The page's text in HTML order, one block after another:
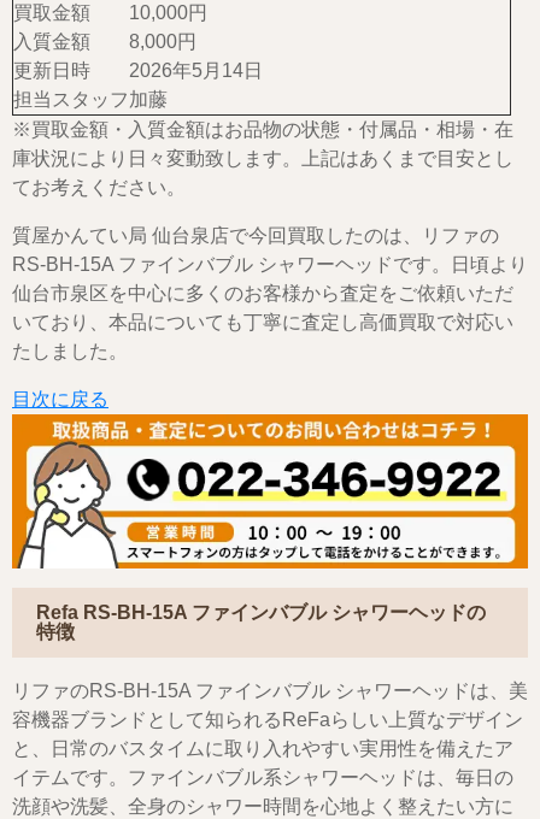
買取金額
10,000円
入質金額
8,000円
更新日時
2026年5月14日
担当スタッフ加藤
※買取金額・入質金額はお品物の状態・付属品・相場・在
庫状況により日々変動致します。上記はあくまで目安とし
てお考えください。
質屋かんてい局 仙台泉店で今回買取したのは、リファの
RS-BH-15A ファインバブル シャワーヘッドです。日頃より
仙台市泉区を中心に多くのお客様から査定をご依頼いただ
いており、本品についても丁寧に査定し高価買取で対応い
たしました。
目次に戻る
Refa RS-BH-15A ファインバブル シャワーヘッドの
特徴
リファのRS-BH-15A ファインバブル シャワーヘッドは、美
容機器ブランドとして知られるReFaらしい上質なデザイン
と、日常のバスタイムに取り入れやすい実用性を備えたア
イテムです。ファインバブル系シャワーヘッドは、毎日の
洗顔や洗髪、全身のシャワー時間を心地よく整えたい方に